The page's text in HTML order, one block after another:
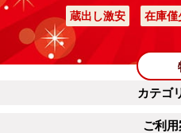
蔵出し激安 在庫僅
カテゴ
ご利